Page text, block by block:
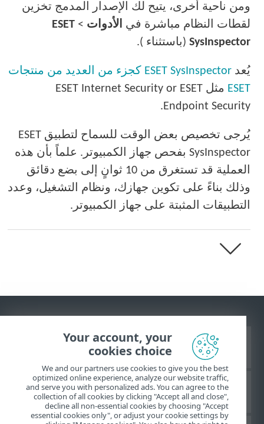
ومن ناحية أخرى، يتيح لك الإصدار المدمج تخزين
لقطات النظام مباشرة في الأدوات >
ESET
SysInspector (باستثناء ).
يُعد
ESET SysInspector كجزء من العديد من منتجات
ESET
مثل ESET Internet Security or ESET
Endpoint Security.
يُرجى تخصيص بعض الوقت للسماح لتطبيق ESET
SysInspector بفحص جهاز الكمبيوتر. علماً بأن هذه
العملية قد تستغرق من 10 ثوانٍ إلى بضع دقائق
وذلك بناءً على تكوين جهازك، ونظام التشغيل، وعدد
التطبيقات المثبتة على جهاز الكمبيوتر.
عرض موقع سطح المكتب
قاعدة معارف ESET
Your account, your
cookies choice
We and our partners use cookies to give you the best
optimized online experience, analyze our website traffic,
and serve you with personalized ads. You can agree to the
collection of all cookies by clicking "Accept all and close",
decline all non-essential cookies by choosing "Accept
essential cookies only", or adjust your cookie settings by